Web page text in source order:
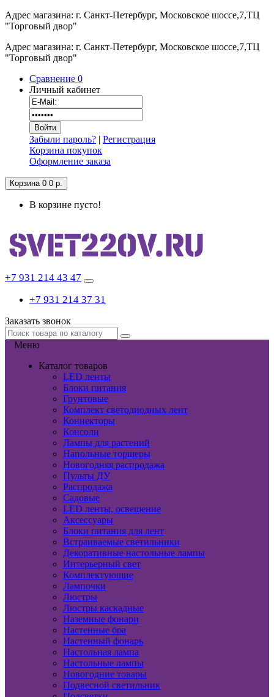
Адрес магазина: г. Санкт-Петербург, Московское шоссе,7,ТЦ
"Торговый двор"
Адрес магазина: г. Санкт-Петербург, Московское шоссе,7,ТЦ
"Торговый двор"
Сравнение 0
Личный кабинет
Забыли пароль? | Регистрация
Корзина покупок
Оформление заказа
Корзина 0 0 р.
В корзине пусто!
+7 931 214 43 47
+7 931 214 37 31
Заказать звонок
Меню
Каталог товаров
LED ленты
Блоки питания
Грунтовые
Комплект светодиодных лент
Коннекторы
Консоли
Лампы для растений
Напольные торшеры
Новогодняя распродажа
Пульты ДУ
Распродажа
Садовые
LED ленты, освещение
Аксессуары
Блоки питания для лент
Встраиваемые светильники
Декоративные настольные лампы
Интерьерный свет
Комплектующие
Лампочки
Люстры
Люстры каскадные
Наземные фонари
Настенные бра
Настенный фонарь
Настольная лампа
Настольные лампы
Новогодние товары
Подвесной светильник